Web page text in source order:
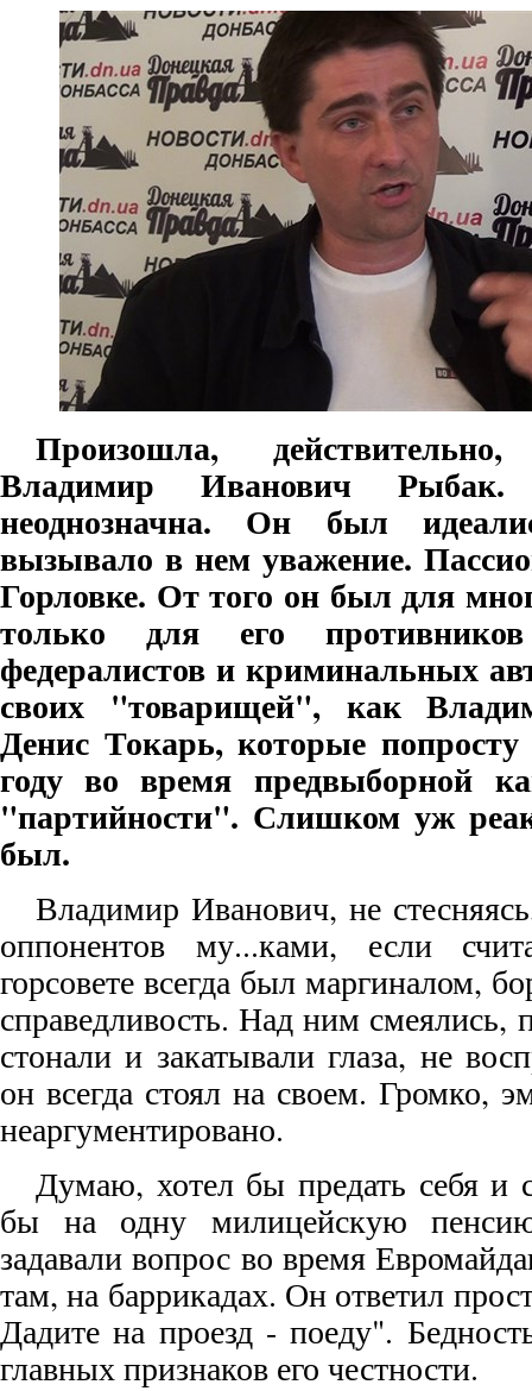
Произошла,
Владимир Иванович Рыбак.
неоднозначна. Он был
вызывало в нем уважение.
Горловке. От того он был для
только для его
федералистов и криминальных
своих "товарищей", как
Денис Токарь, которые
году во время предвыборной
"партийности". Слишком уж
был.
Владимир Иванович, не
оппонентов му...ками, если
горсовете всегда был маргиналом,
справедливость. Над ним смеялись,
стонали и закатывали глаза, не
он всегда стоял на своем. Громко,
неаргументировано.
Думаю, хотел бы предать себя и
бы на одну милицейскую
задавали вопрос во время
там, на баррикадах. Он ответил
Дадите на проезд - поеду".
главных признаков его честности.